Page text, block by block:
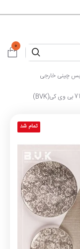
0
چینی خارجی
تمام شد